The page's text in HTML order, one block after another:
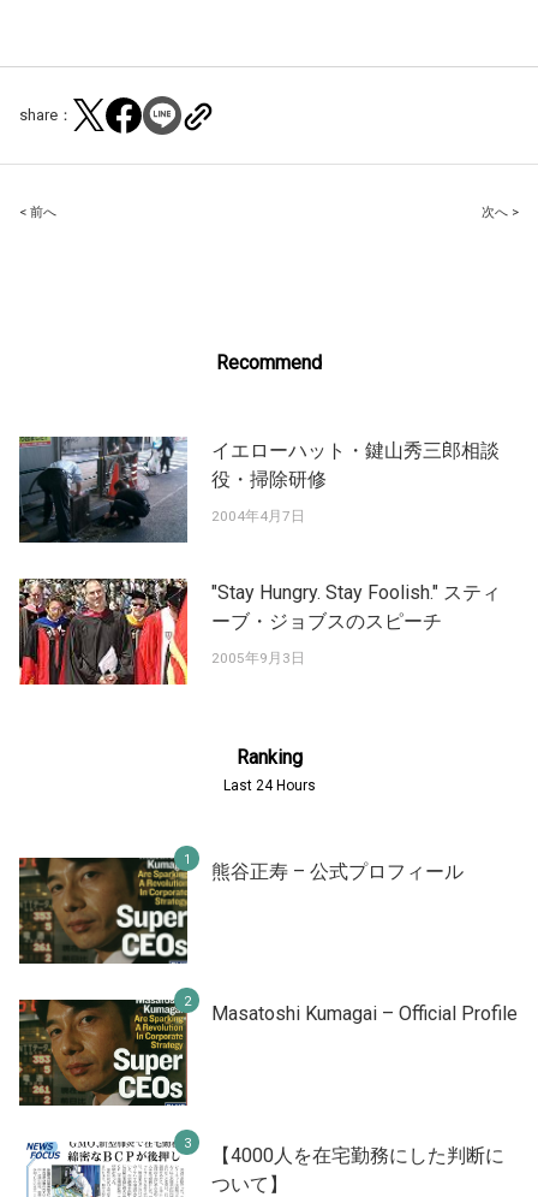
share：
Post
< 前へ 次へ >
Recommend
イエローハット・鍵山秀三郎相談
役・掃除研修
2004年4月7日
"Stay Hungry. Stay Foolish." スティ
ーブ・ジョブスのスピーチ
2005年9月3日
Ranking
Last 24 Hours
熊谷正寿 – 公式プロフィール
Masatoshi Kumagai – Official Profile
【4000人を在宅勤務にした判断に
ついて】